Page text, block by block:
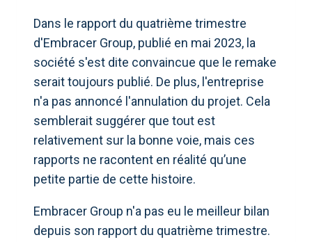
Dans le rapport du quatrième trimestre
d'Embracer Group, publié en mai 2023, la
société s'est dite convaincue que le remake
serait toujours publié. De plus, l'entreprise
n'a pas annoncé l'annulation du projet. Cela
semblerait suggérer que tout est
relativement sur la bonne voie, mais ces
rapports ne racontent en réalité qu’une
petite partie de cette histoire.
Embracer Group n'a pas eu le meilleur bilan
depuis son rapport du quatrième trimestre.